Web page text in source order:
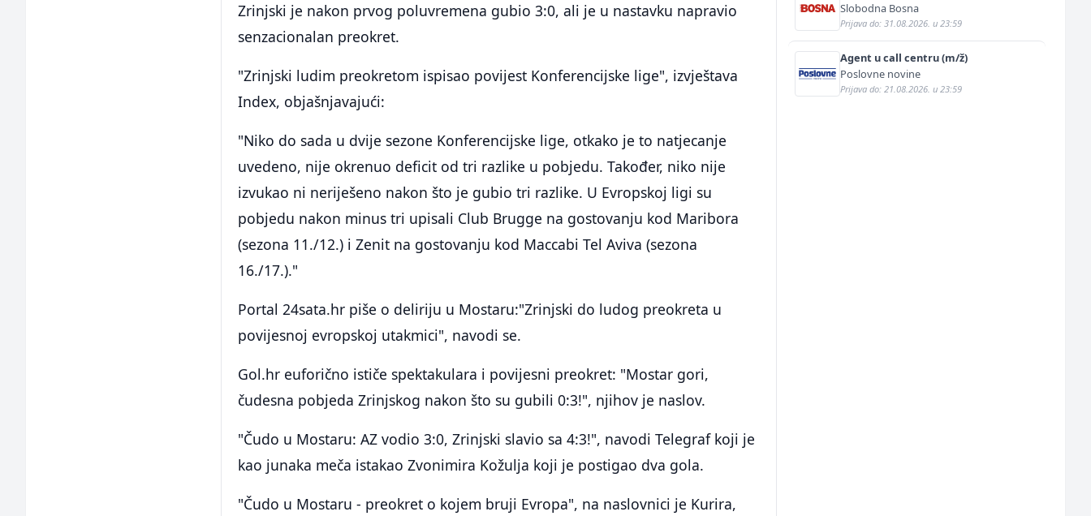
Zrinjski je nakon prvog poluvremena gubio 3:0, ali je u nastavku napravio
senzacionalan preokret.
"Zrinjski ludim preokretom ispisao povijest Konferencijske lige", izvještava
Index, objašnjavajući:
"Niko do sada u dvije sezone Konferencijske lige, otkako je to natjecanje
uvedeno, nije okrenuo deficit od tri razlike u pobjedu. Također, niko nije
izvukao ni neriješeno nakon što je gubio tri razlike. U Evropskoj ligi su
pobjedu nakon minus tri upisali Club Brugge na gostovanju kod Maribora
(sezona 11./12.) i Zenit na gostovanju kod Maccabi Tel Aviva (sezona
16./17.)."
Portal 24sata.hr piše o deliriju u Mostaru:"Zrinjski do ludog preokreta u
povijesnoj evropskoj utakmici", navodi se.
Gol.hr euforično ističe spektakulara i povijesni preokret: "Mostar gori,
čudesna pobjeda Zrinjskog nakon što su gubili 0:3!", njihov je naslov.
"Čudo u Mostaru: AZ vodio 3:0, Zrinjski slavio sa 4:3!", navodi Telegraf koji je
kao junaka meča istakao Zvonimira Kožulja koji je postigao dva gola.
"Čudo u Mostaru - preokret o kojem bruji Evropa", na naslovnici je Kurira,
Slobodna Bosna
Prijava do: 31.08.2026. u 23:59
Agent u call centru (m/ž)
Poslovne novine
Prijava do: 21.08.2026. u 23:59